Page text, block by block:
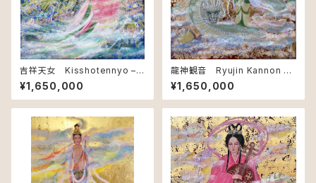
吉祥天女 Kisshotennyo –
Goddess of Beauty and Pr
osperity
¥1,650,000
龍神観音 Ryujin Kannon –
Dragon Guardian of Comp
assion
¥1,650,000